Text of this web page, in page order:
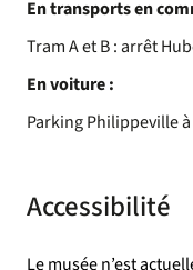
En transports en
Tram A et B : arrêt
En voiture :
Parking Philippeville
Accessibilité
Le musée n’est